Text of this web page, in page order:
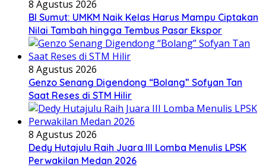
8 Agustus 2026
BI Sumut: UMKM Naik Kelas Harus Mampu Ciptakan
Nilai Tambah hingga Tembus Pasar Ekspor
8 Agustus 2026
Genzo Senang Digendong “Bolang” Sofyan Tan
Saat Reses di STM Hilir
8 Agustus 2026
Dedy Hutajulu Raih Juara III Lomba Menulis LPSK
Perwakilan Medan 2026